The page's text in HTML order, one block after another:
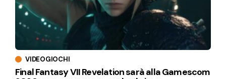
VIDEOGIOCHI
Final Fantasy VII Revelation sarà alla Gamescom